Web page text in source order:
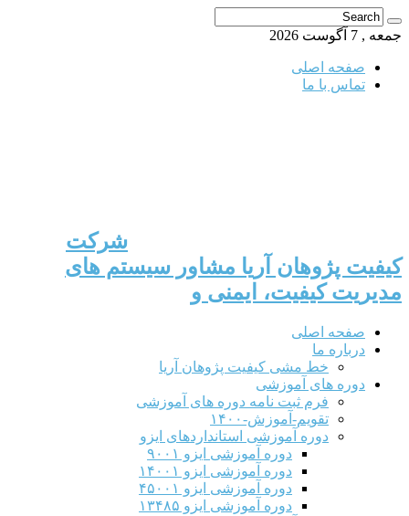
اصلی
با ما
شرکت
پژوهان آریا مشاور سیستم های
کیفیت، ایمنی و
اصلی
ما
خط مشی کیفیت پژوهان آریا
های آموزشی
فرم ثبت نامه دوره های آموزشی
تقویم-آموزش-۱۴۰۰
دوره آموزشی استانداردهای ایزو
دوره آموزشی ایزو ۹۰۰۱
دوره آموزشی ایزو ۱۴۰۰۱
دوره آموزشی ایزو ۴۵۰۰۱
دوره آموزشی ایزو ۱۳۴۸۵